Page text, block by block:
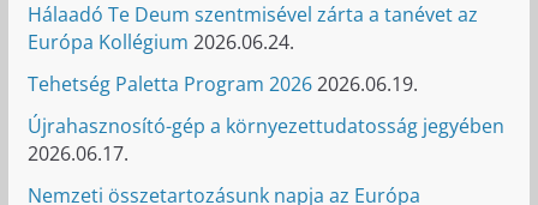
Hálaadó Te Deum szentmisével zárta a tanévet az
Európa Kollégium 2026.06.24.
Tehetség Paletta Program 20262026.06.19.
Újrahasznosító-gép a környezettudatosság jegyében
2026.06.17.
Nemzeti összetartozásunk napja az Európa